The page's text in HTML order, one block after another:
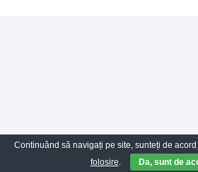
Continuând să navigați pe site, sunteți de acord
folosire. Da, sunt de